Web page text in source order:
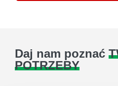
Daj nam poznać
POTRZEBY